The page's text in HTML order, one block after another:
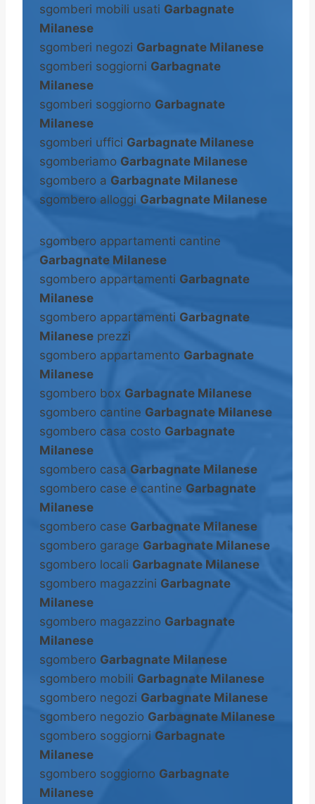
sgomberi mobili usati Garbagnate
Milanese
sgomberi negozi Garbagnate Milanese
sgomberi soggiorni Garbagnate
Milanese
sgomberi soggiorno Garbagnate
Milanese
sgomberi uffici Garbagnate Milanese
sgomberiamo Garbagnate Milanese
sgombero a Garbagnate Milanese
sgombero alloggi Garbagnate Milanese
sgombero appartamenti cantine
Garbagnate Milanese
sgombero appartamenti Garbagnate
Milanese
sgombero appartamenti Garbagnate
Milanese prezzi
sgombero appartamento Garbagnate
Milanese
sgombero box Garbagnate Milanese
sgombero cantine Garbagnate Milanese
sgombero casa costo Garbagnate
Milanese
sgombero casa Garbagnate Milanese
sgombero case e cantine Garbagnate
Milanese
sgombero case Garbagnate Milanese
sgombero garage Garbagnate Milanese
sgombero locali Garbagnate Milanese
sgombero magazzini Garbagnate
Milanese
sgombero magazzino Garbagnate
Milanese
sgombero Garbagnate Milanese
sgombero mobili Garbagnate Milanese
sgombero negozi Garbagnate Milanese
sgombero negozio Garbagnate Milanese
sgombero soggiorni Garbagnate
Milanese
sgombero soggiorno Garbagnate
Milanese